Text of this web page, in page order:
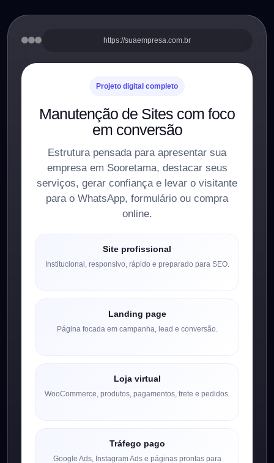
https://suaempresa.com.br
Projeto digital completo
Manutenção de Sites com foco
em conversão
Estrutura pensada para apresentar sua
empresa em Sooretama, destacar seus
serviços, gerar confiança e levar o visitante
para o WhatsApp, formulário ou compra
online.
Site profissional
Institucional, responsivo, rápido e preparado para SEO.
Landing page
Página focada em campanha, lead e conversão.
Loja virtual
WooCommerce, produtos, pagamentos, frete e pedidos.
Tráfego pago
Google Ads, Instagram Ads e páginas prontas para